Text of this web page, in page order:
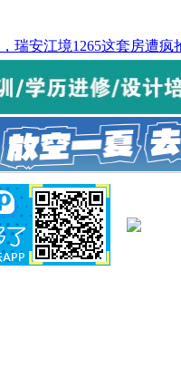
瑞安江境1265这套房遭疯